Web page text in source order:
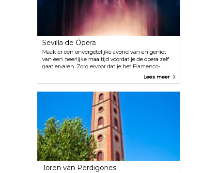
Sevilla de Ópera
Maak er een onvergetelijke avond van en geniet
van een heerlijke maaltijd voordat je de opera zelf
gaat ervaren. Zorg ervoor dat je het Flamenco-
optreden niet mist voordat de opera begint.Lees meer
Toren van Perdigones